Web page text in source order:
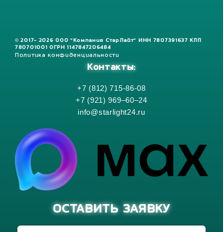
© 2017- 2026 ООО "Компания СтарЛайт" ИНН 7807391637 КПП
780701001 ОГРН 1147847206484
Политика конфиденциальности
Контакты:
+7 (812) 715-86-08
+7 (921) 969–60–24
info@starlight24.ru
ОСТАВИТЬ ЗАЯВКУ